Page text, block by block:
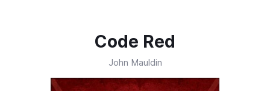
Code Red
John Mauldin